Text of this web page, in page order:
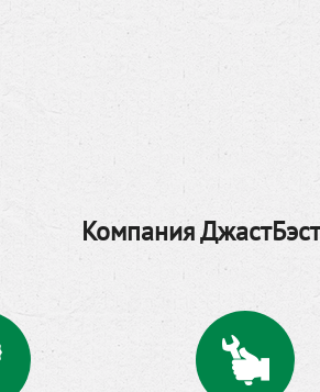
Компания